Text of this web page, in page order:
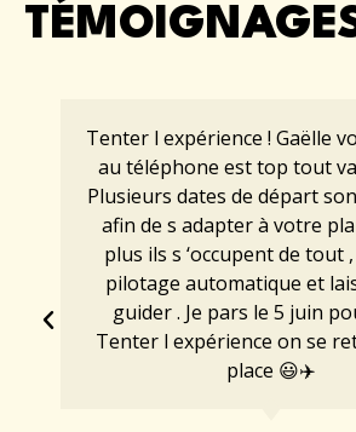
Tenter l expérience ! Gaëlle
au téléphone est top tout
Plusieurs dates de départ
afin de s adapter à votre
plus ils s ‘occupent de tout
pilotage automatique et
guider . Je pars le 5 juin
Tenter l expérience on se
place 😃✈️